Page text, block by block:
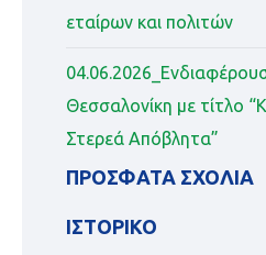
εταίρων και πολιτών
Θεσσαλονίκη με τίτλο
Στερεά Απόβλητα”
ΠΡΌΣΦΑΤΑ ΣΧΌΛΙΑ
ΙΣΤΟΡΙΚΌ